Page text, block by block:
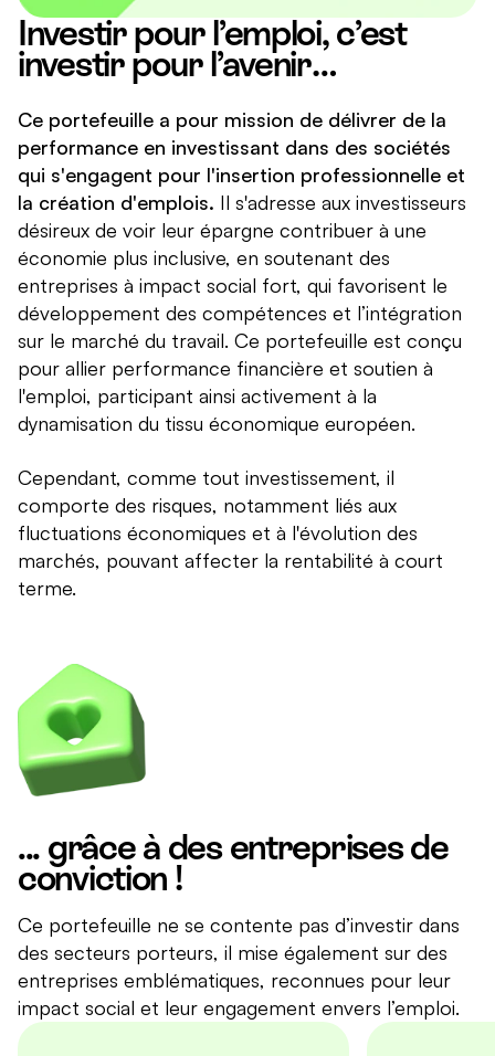
Investir pour l’emploi, c’est
investir pour l’avenir…
Ce portefeuille a pour mission de délivrer de la
performance en investissant dans des sociétés
qui s'engagent pour l'insertion professionnelle et
la création d'emplois. Il s'adresse aux investisseurs
désireux de voir leur épargne contribuer à une
économie plus inclusive, en soutenant des
entreprises à impact social fort, qui favorisent le
développement des compétences et l’intégration
sur le marché du travail. Ce portefeuille est conçu
pour allier performance financière et soutien à
l'emploi, participant ainsi activement à la
dynamisation du tissu économique européen.
Cependant, comme tout investissement, il
comporte des risques, notamment liés aux
fluctuations économiques et à l'évolution des
marchés, pouvant affecter la rentabilité à court
terme.
... grâce à des entreprises de
conviction !
Ce portefeuille ne se contente pas d’investir dans
des secteurs porteurs, il mise également sur des
entreprises emblématiques, reconnues pour leur
impact social et leur engagement envers l’emploi.